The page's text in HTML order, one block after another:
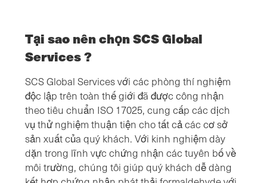
Tại sao nên chọn SCS Global
Services ?
SCS Global Services với các phòng thí nghiệm
độc lập trên toàn thế giới đã được công nhận
theo tiêu chuẩn ISO 17025, cung cấp các dịch
vụ thử nghiệm thuận tiện cho tất cả các cơ sở
sản xuất của quý khách. Với kinh nghiệm dày
dặn trong lĩnh vực chứng nhận các tuyên bố về
môi trường, chúng tôi giúp quý khách dễ dàng